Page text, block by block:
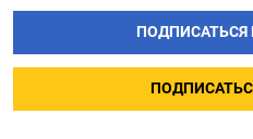
ПОДПИСАТЬСЯ